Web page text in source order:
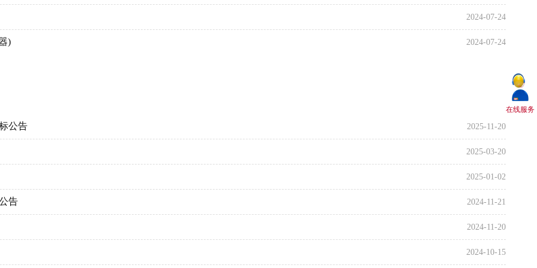
在线服务
2024-10-28
2024-10-25
护巡检技术服务项目
装工程（二次）
2024-07-24
) 2024-07-24
液服务项目招标公告 2024-06-04
项目招标公告(变更) 2024-05-28
2024-05-10
2024-05-10
废弃物处理置服务项目 2024-05-10
公告 2025-11-20
2025-03-20
2025-01-02
告 2024-11-21
2024-11-20
2024-10-15